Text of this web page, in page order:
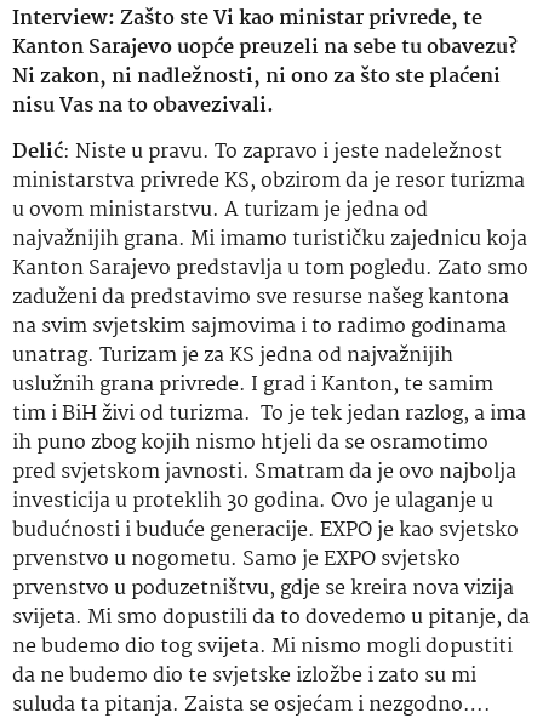
Interview: Zašto ste Vi kao ministar privrede, te
Kanton Sarajevo uopće preuzeli na sebe tu obavezu?
Ni zakon, ni nadležnosti, ni ono za što ste plaćeni
nisu Vas na to obavezivali.
Delić: Niste u pravu. To zapravo i jeste nadeležnost
ministarstva privrede KS, obzirom da je resor turizma
u ovom ministarstvu. A turizam je jedna od
najvažnijih grana. Mi imamo turističku zajednicu koja
Kanton Sarajevo predstavlja u tom pogledu. Zato smo
zaduženi da predstavimo sve resurse našeg kantona
na svim svjetskim sajmovima i to radimo godinama
unatrag. Turizam je za KS jedna od najvažnijih
uslužnih grana privrede. I grad i Kanton, te samim
tim i BiH živi od turizma. To je tek jedan razlog, a ima
ih puno zbog kojih nismo htjeli da se osramotimo
pred svjetskom javnosti. Smatram da je ovo najbolja
investicija u proteklih 30 godina. Ovo je ulaganje u
budućnosti i buduće generacije. EXPO je kao svjetsko
prvenstvo u nogometu. Samo je EXPO svjetsko
prvenstvo u poduzetništvu, gdje se kreira nova vizija
svijeta. Mi smo dopustili da to dovedemo u pitanje, da
ne budemo dio tog svijeta. Mi nismo mogli dopustiti
da ne budemo dio te svjetske izložbe i zato su mi
suluda ta pitanja. Zaista se osjećam i nezgodno….